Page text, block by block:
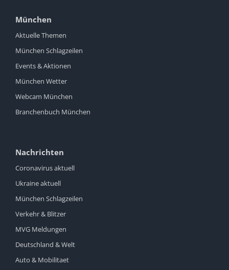
München
Aktuelle Themen
München Schlagzeilen
Events & Aktionen
München Wetter
Webcam München
Branchenbuch München
Nachrichten
Coronavirus aktuell
Ukraine aktuell
München Schlagzeilen
Verkehr & Blitzer
MVG Meldungen
Deutschland & Welt
Auto & Mobilitaet